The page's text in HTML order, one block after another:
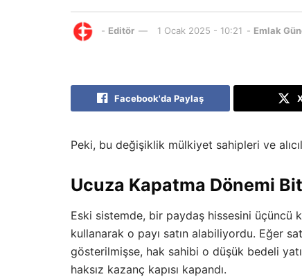
- Editör 1 Ocak 2025 - 10:21 - Emlak
Facebook'da Paylaş
Peki, bu değişiklik mülkiyet sahipleri ve
Ucuza Kapatma Dönemi
Eski sistemde, bir paydaş hissesini üçüncü
kullanarak o payı satın alabiliyordu. Eğer
gösterilmişse, hak sahibi o düşük bedeli
haksız kazanç kapısı kapandı.